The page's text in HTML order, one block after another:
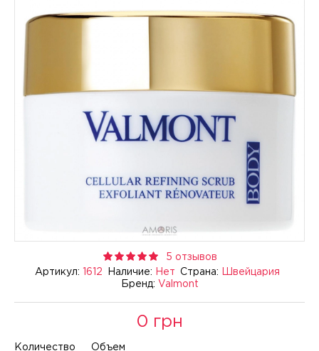
Артикул: 1612 Наличие: Нет Страна:
Швейцария
Бренд: Valmont
5 отзывов
0 грн
Количество Объем